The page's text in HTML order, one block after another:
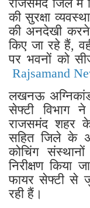
राजसमंद जिले में
की सुरक्षा
की अनदेखी करने
किए जा रहे हैं,
पर भवनों को
Rajsamand
लखनऊ
सेफ्टी विभाग
राजसमंद शहर
सहित जिले के
कोचिंग
निरीक्षण किया
फायर सेफ्टी से
रही हैं।